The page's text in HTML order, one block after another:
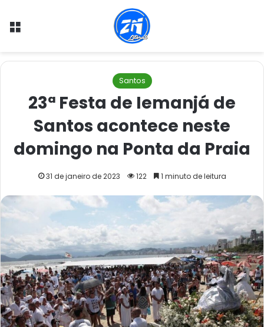
Menu
Santos
23ª Festa de Iemanjá de
Santos acontece neste
domingo na Ponta da Praia
31 de janeiro de 2023 122 1 minuto de leitura